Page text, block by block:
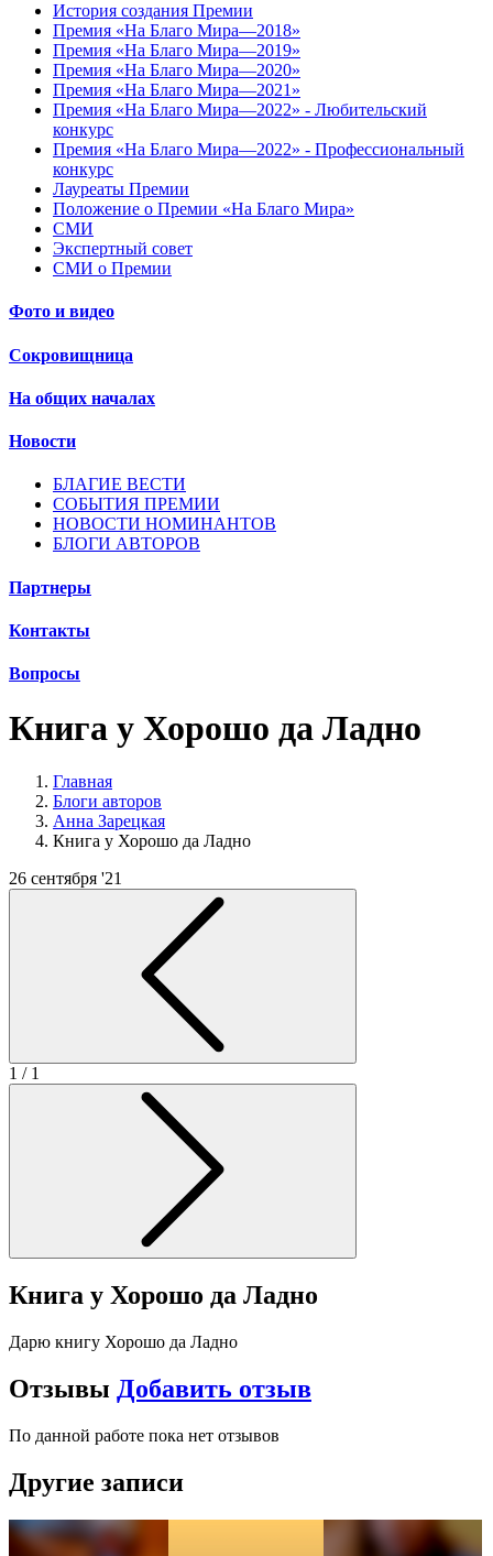
История создания Премии
Премия «На Благо Мира—2018»
Премия «На Благо Мира—2019»
Премия «На Благо Мира—2020»
Премия «На Благо Мира—2021»
Премия «На Благо Мира—2022» - Любительский
конкурс
Премия «На Благо Мира—2022» - Профессиональный
конкурс
Лауреаты Премии
Положение о Премии «На Благо Мира»
СМИ
Экспертный совет
СМИ о Премии
Фото и видео
Сокровищница
На общих началах
Новости
БЛАГИЕ ВЕСТИ
СОБЫТИЯ ПРЕМИИ
НОВОСТИ НОМИНАНТОВ
БЛОГИ АВТОРОВ
Партнеры
Контакты
Вопросы
Книга у Хорошо да Ладно
Главная
Блоги авторов
Анна Зарецкая
Книга у Хорошо да Ладно
26 сентября '21
1 / 1
Книга у Хорошо да Ладно
Дарю книгу Хорошо да Ладно
Отзывы Добавить отзыв
По данной работе пока нет отзывов
Другие записи